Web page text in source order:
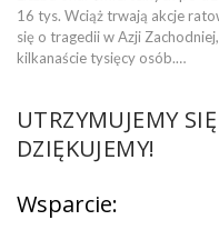
16 tys. Wciąż trwają akcje
się o tragedii w Azji
kilkanaście tysięcy osób.…
UTRZYMUJEMY
DZIĘKUJEMY!
Wsparcie: